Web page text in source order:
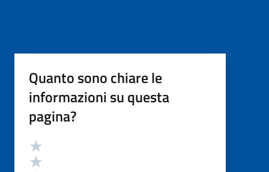
Quanto sono chiare le
informazioni su questa
pagina?
Valutazione